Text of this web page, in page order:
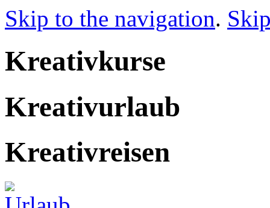
Skip to the navigation.
Kreativkurse
Kreativurlaub
Kreativreisen